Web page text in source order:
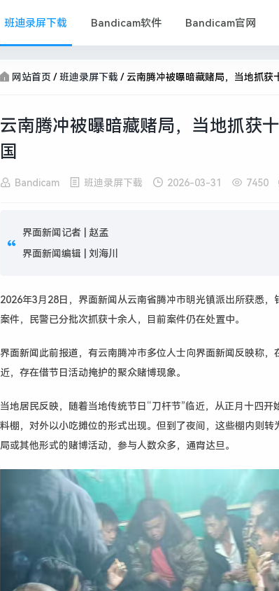
班迪录屏下载 Bandicam软件 Bandicam官网
网站首页 /班迪录屏下载 /云南腾冲被曝暗藏赌局，当地抓获
云南腾冲被曝暗藏赌局，当地抓获
国
Bandicam 班迪录屏下载 2026-03-31 7450
界面新闻记者 | 赵孟
界面新闻编辑 | 刘海川
2026年3月28日，界面新闻从云南省腾冲市明光镇派出所获悉
案件，民警已分批次抓获十余人，目前案件仍在处置中。
界面新闻此前报道，有云南腾冲市多位人士向界面新闻反映称
近，存在借节日活动掩护的聚众赌博现象。
当地居民反映，随着当地传统节日“刀杆节”临近，从正月十四开
料棚，对外以小吃摊位的形式出现。但到了夜间，这些棚内则
局或其他形式的赌博活动，参与人数众多，通宵达旦。